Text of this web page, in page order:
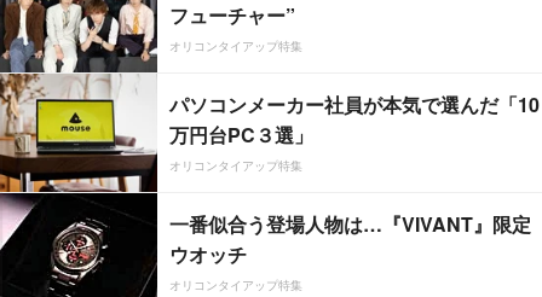
フューチャー”
オリコンタイアップ特集
パソコンメーカー社員が本気で選んだ「10
万円台PC３選」
オリコンタイアップ特集
一番似合う登場人物は…『VIVANT』限定
ウオッチ
オリコンタイアップ特集